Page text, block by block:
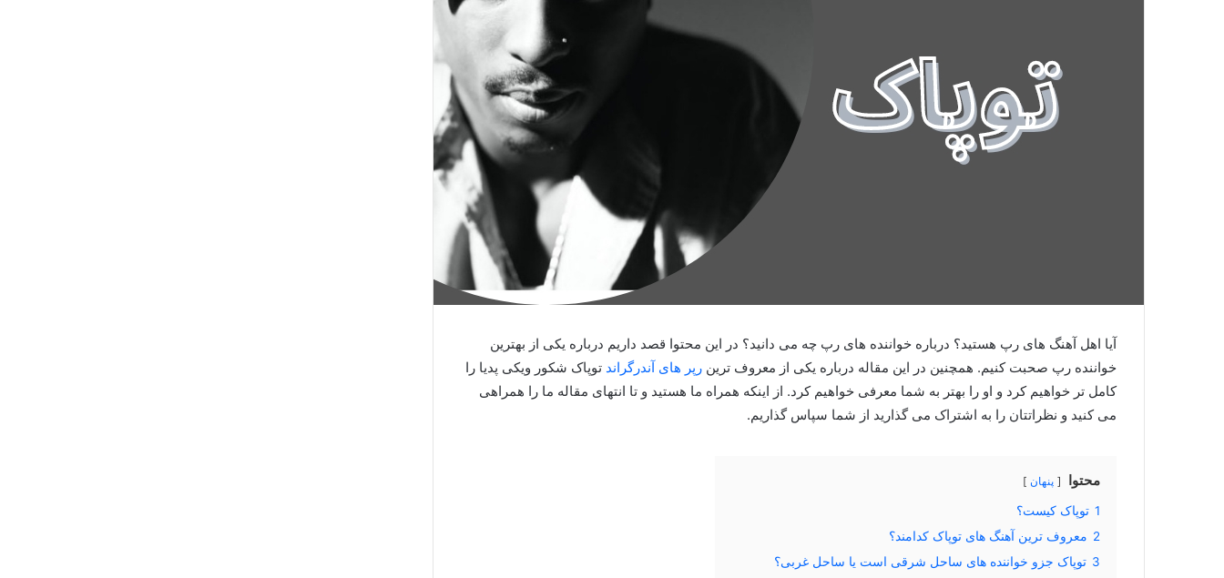
آیا اهل آهنگ های رپ هستید؟ درباره خواننده های رپ چه می دانید؟ در این محتوا قصد داریم درباره یکی از بهترین
خواننده رپ صحبت کنیم. همچنین در این مقاله درباره یکی از معروف ترین رپر های آندرگراند توپاک شکور ویکی پدیا را
کامل تر خواهیم کرد و او را بهتر به شما معرفی خواهیم کرد. از اینکه همراه ما هستید و تا انتهای مقاله ما را همراهی
می کنید و نظراتتان را به اشتراک می گذارید از شما سپاس گذاریم.
محتوا پنهان
1 توپاک کیست؟
2 معروف ترین آهنگ های توپاک کدامند؟
3 توپاک جزو خواننده های ساحل شرقی است یا ساحل غربی؟